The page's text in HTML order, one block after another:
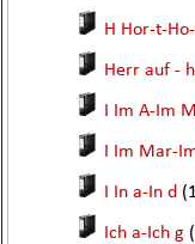
H Hor-t-
Herr auf -
I Im A-Im
I Im Mar-
I In a-In d
Ich a-Ich g